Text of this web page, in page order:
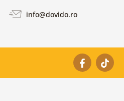
info@dovido.ro